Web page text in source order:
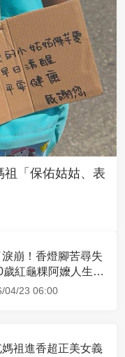
「保佑姑姑、表
崩！香燈腳苦尋失
紅龜粿阿嬤人生謝
04/23 06:00
媽祖進香超正美女義